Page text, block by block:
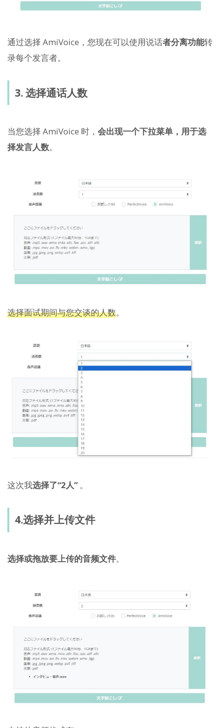
通过选择 AmiVoice，您现在可以使用说话者分离功能转
录每个发言者。
3. 选择通话人数
当您选择 AmiVoice 时， 会出现一个下拉菜单，用于选
择发言人数。
选择面试期间与您交谈的人数。
这次我选择了“2人”。
4.选择并上传文件
选择或拖放要上传的音频文件。